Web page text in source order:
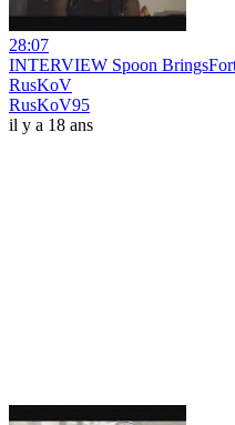
28:07
INTERVIEW Spoon
RusKoV
RusKoV95
il y a 18 ans